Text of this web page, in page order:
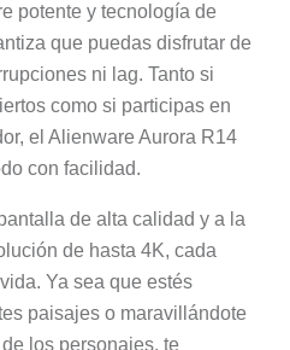
potente y tecnología de
que puedas disfrutar de
ni lag. Tanto si
como si participas en
el Alienware Aurora R14
con facilidad.
de alta calidad y a la
de hasta 4K, cada
Ya sea que estés
paisajes o maravillándote
los personajes, te